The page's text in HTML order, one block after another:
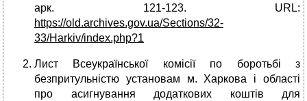
арк. 121-123. URL:
https://old.archives.gov.ua/Sections/32-
33/Harkiv/index.php?1
Лист Всеукраїнської комісії по боротьбі з
безпритульністю установам м. Харкова і області
про асигнування додаткових коштів для